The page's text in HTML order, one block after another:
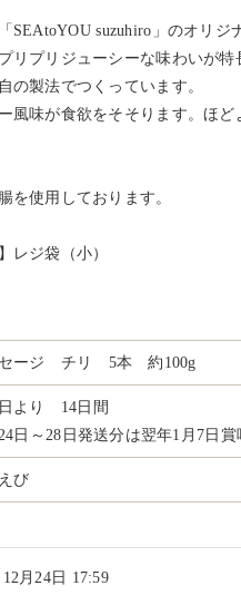
SEAtoYOU suzuhiro」のオリジ
リプリジューシーな味わいが
の製法でつくっています。
風味が食欲をそそります。ほ
を使用しております。
レジ袋（小）
ージ チリ 5本 約100g
より 14日間
日～28日発送分は翌年1月7日賞
び
12月24日 17:59